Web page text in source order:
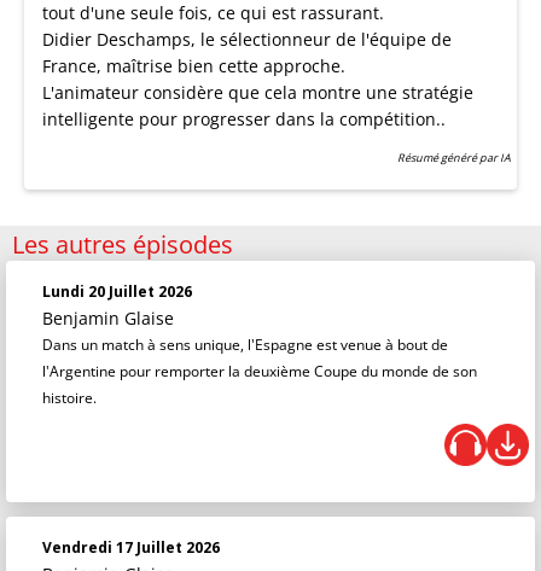
tout d'une seule fois, ce qui est rassurant.
Didier Deschamps, le sélectionneur de l'équipe de
France, maîtrise bien cette approche.
L'animateur considère que cela montre une stratégie
intelligente pour progresser dans la compétition..
Résumé généré par IA
Les autres épisodes
Lundi 20 Juillet 2026
Benjamin Glaise
Dans un match à sens unique, l'Espagne est venue à bout de
l'Argentine pour remporter la deuxième Coupe du monde de son
histoire.
Vendredi 17 Juillet 2026